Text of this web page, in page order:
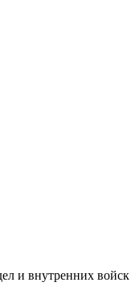
и внутренних